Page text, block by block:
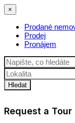
×
Prodané
Prodej
Pronájem
Hledat
Request a Tour